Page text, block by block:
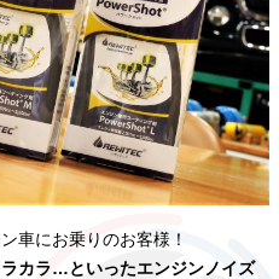
車にお乗りのお客様！
カラ…といったエンジンノイズ